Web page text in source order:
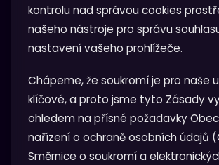
kontrolu nad správou cookies
našeho nástroje pro správu
nastavení vašeho prohlížeče.
Chápeme, že soukromí je pro naše
klíčové, a proto jsme tyto Zásady
ohledem na přísné požadavky
nařízení o ochraně osobních údajů
Směrnice o soukromí a